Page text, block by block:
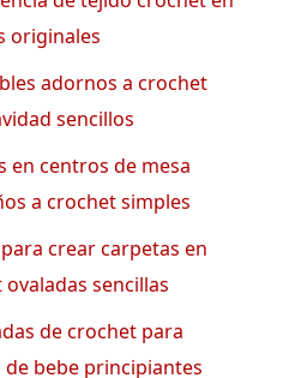
originales
adornos a crochet
sencillos
en centros de mesa
a crochet simples
crear carpetas en
sencillas
de crochet para
de bebe principiantes